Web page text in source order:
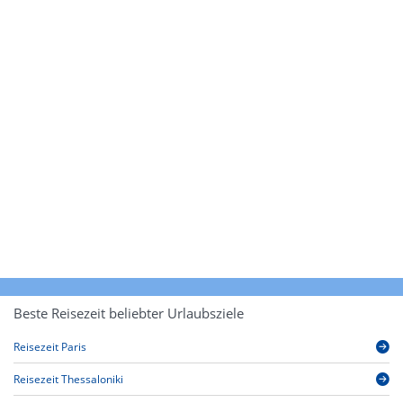
Beste Reisezeit beliebter Urlaubsziele
Reisezeit Paris
Reisezeit Thessaloniki